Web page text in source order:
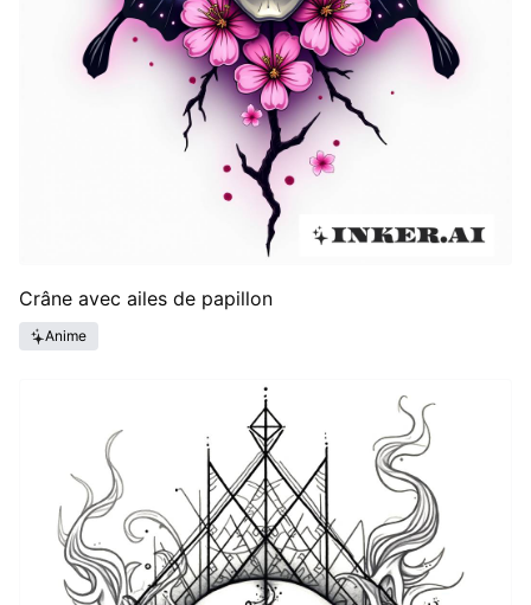
Crâne avec ailes de papillon
Anime